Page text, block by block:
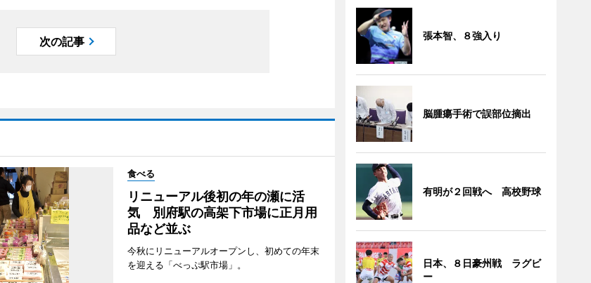
次の記事
食べる
リニューアル後初の年の瀬に活
気 別府駅の高架下市場に正月用
品など並ぶ
今秋にリニューアルオープンし、初めての年末
を迎える「べっぷ駅市場」。
張本智、８強入り
脳腫瘍手術で誤部位摘出
有明が２回戦へ 高校野球
日本、８日豪州戦 ラグビ
ー